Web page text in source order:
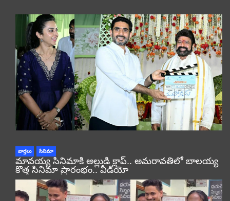
వార్తలు సినిమా
మావయ్య సినిమాకి అల్లుడి క్లాప్.. అమరావతిలో బాలయ్య
కొత్త సినిమా ప్రారంభం.. వీడియో